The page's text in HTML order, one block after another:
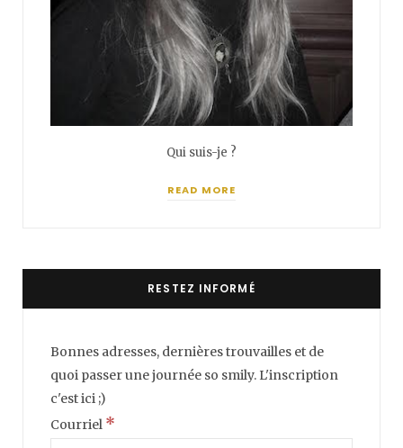
Qui suis-je ?
READ MORE
RESTEZ INFORMÉ
Bonnes adresses, dernières trouvailles et de
quoi passer une journée so smily. L'inscription
c'est ici ;)
Courriel *